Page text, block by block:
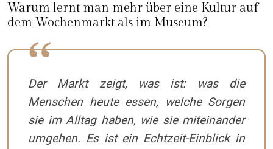
Warum lernt man mehr über eine Kultur auf
dem Wochenmarkt als im Museum?
Der Markt zeigt, was ist: was die
Menschen heute essen, welche Sorgen
sie im Alltag haben, wie sie miteinander
umgehen. Es ist ein Echtzeit-Einblick in